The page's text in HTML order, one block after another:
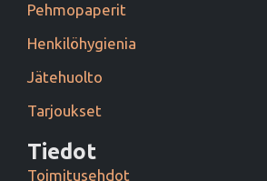
Pehmopaperit
Henkilöhygienia
Jätehuolto
Tarjoukset
Tiedot
Toimitusehdot